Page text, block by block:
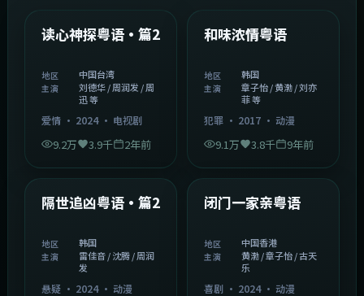
精选
读心神探粤语·篇2
地区 中国台湾
主演
刘德华 / 周润发 / 周
迅 等
爱情· 2024· 电视剧
9.2万 3.9千 2年前
精选
和味浓情粤语
地区 韩国
主演
章子怡 / 黄渤 / 刘亦
菲 等
犯罪· 2017· 动漫
9.1万 3.8千 9年前
精选
隔世追凶粤语·篇2
地区 韩国
主演
雷佳音 / 沈腾 / 周润
发
悬疑· 2024· 动漫
精选
闭门一家亲粤语
地区 中国香港
主演
黄渤 / 章子怡 / 古天
乐
喜剧· 2024· 动漫